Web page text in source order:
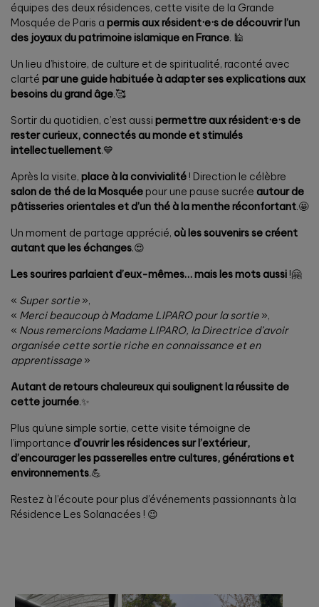
équipes des deux résidences, cette visite de la Grande
Mosquée de Paris a permis aux résident·e·s de découvrir l’un
des joyaux du patrimoine islamique en France. 🕌
Un lieu d’histoire, de culture et de spiritualité, raconté avec
clarté par une guide habituée à adapter ses explications aux
besoins du grand âge.🥰
Sortir du quotidien, c’est aussi permettre aux résident·e·s de
rester curieux, connectés au monde et stimulés
intellectuellement.💙
Après la visite, place à la convivialité ! Direction le célèbre
salon de thé de la Mosquée pour une pause sucrée autour de
pâtisseries orientales et d’un thé à la menthe réconfortant.🤩
Un moment de partage apprécié, où les souvenirs se créent
autant que les échanges.😍
Les sourires parlaient d’eux-mêmes… mais les mots aussi !🤗
« Super sortie »,
« Merci beaucoup à Madame LIPARO pour la sortie »,
« Nous remercions Madame LIPARO, la Directrice d’avoir
organisée cette sortie riche en connaissance et en
apprentissage »
Autant de retours chaleureux qui soulignent la réussite de
cette journée.✨
Plus qu’une simple sortie, cette visite témoigne de
l’importance d’ouvrir les résidences sur l’extérieur,
d’encourager les passerelles entre cultures, générations et
environnements.💪
Restez à l’écoute pour plus d’événements passionnants à la
Résidence Les Solanacées ! 😉